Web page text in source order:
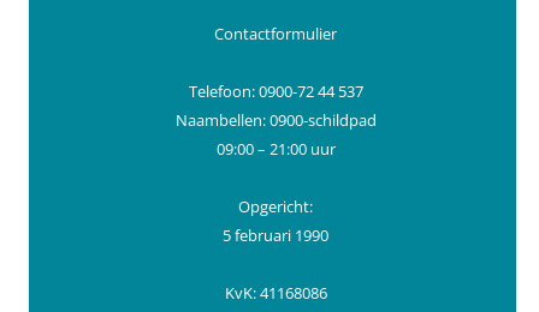
Contactformulier
Telefoon: 0900-72 44 537
Naambellen: 0900-schildpad
09:00 – 21:00 uur
Opgericht:
5 februari 1990
KvK: 41168086